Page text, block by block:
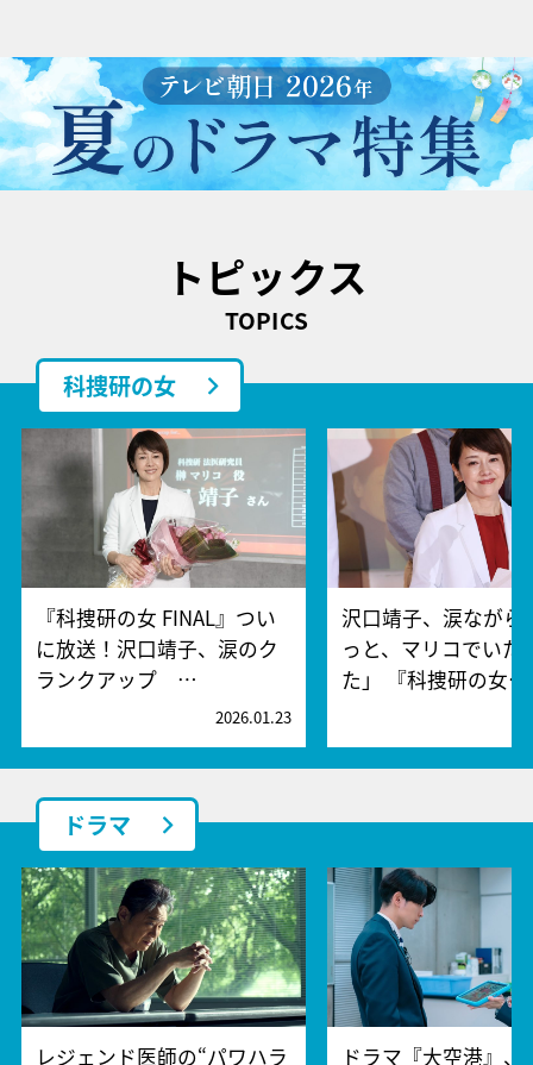
トピックス
TOPICS
科捜研の女
『科捜研の女 FINAL』つい
に放送！沢口靖子、涙のク
ランクアップ …
2026.01.23
沢口靖子、涙ながら
っと、マリコでいた
た」 『科捜研の女…
ドラマ
レジェンド医師の“パワハラ ドラマ『大空港』、